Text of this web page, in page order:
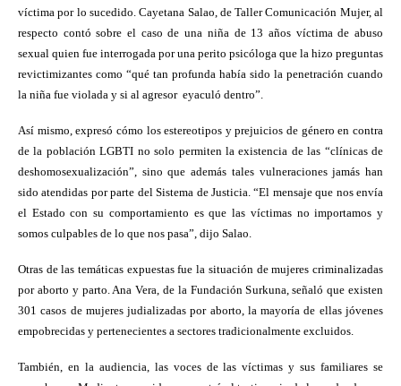
víctima por lo sucedido. Cayetana Salao, de Taller Comunicación Mujer, al
respecto contó sobre el caso de una niña de 13 años víctima de abuso
sexual quien fue interrogada por una perito psicóloga que la hizo preguntas
revictimizantes como “qué tan profunda había sido la penetración cuando
la niña fue violada y si al agresor eyaculó dentro”.
Así mismo, expresó cómo los estereotipos y prejuicios de género en contra
de la población LGBTI no solo permiten la existencia de las “clínicas de
deshomosexualización”, sino que además tales vulneraciones jamás han
sido atendidas por parte del Sistema de Justicia. “El mensaje que nos envía
el Estado con su comportamiento es que las víctimas no importamos y
somos culpables de lo que nos pasa”, dijo Salao.
Otras de las temáticas expuestas fue la situación de mujeres criminalizadas
por aborto y parto. Ana Vera, de la Fundación Surkuna, señaló que existen
301 casos de mujeres judializadas por aborto, la mayoría de ellas jóvenes
empobrecidas y pertenecientes a sectores tradicionalmente excluidos.
También, en la audiencia, las voces de las víctimas y sus familiares se